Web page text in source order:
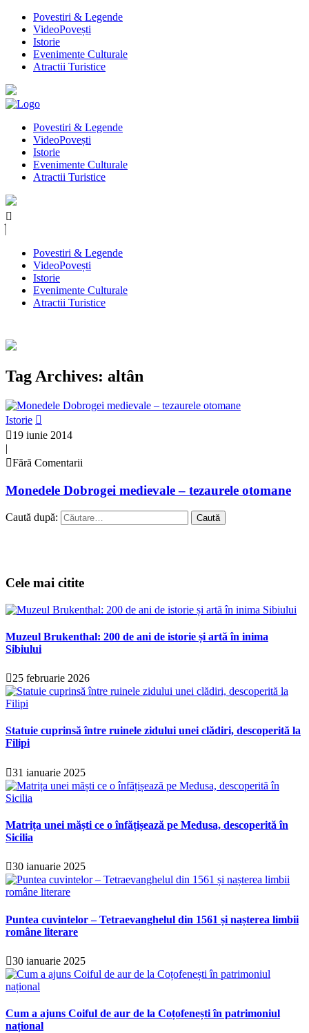
Povestiri & Legende
VideoPovești
Istorie
Evenimente Culturale
Atractii Turistice
Povestiri & Legende
VideoPovești
Istorie
Evenimente Culturale
Atractii Turistice
Povestiri & Legende
VideoPovești
Istorie
Evenimente Culturale
Atractii Turistice
Tag Archives: altân
Istorie
19 iunie 2014
|
Fără Comentarii
Monedele Dobrogei medievale – tezaurele otomane
Caută după:
Cele mai citite
Muzeul Brukenthal: 200 de ani de istorie și artă în inima
Sibiului
25 februarie 2026
Statuie cuprinsă între ruinele zidului unei clădiri, descoperită la
Filipi
31 ianuarie 2025
Matrița unei măști ce o înfățișează pe Medusa, descoperită în
Sicilia
30 ianuarie 2025
Puntea cuvintelor – Tetraevanghelul din 1561 și nașterea limbii
române literare
30 ianuarie 2025
Cum a ajuns Coiful de aur de la Coțofenești în patrimoniul
național